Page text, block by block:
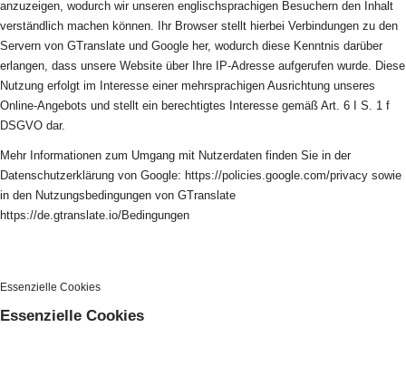
anzuzeigen, wodurch wir unseren englischsprachigen Besuchern den Inhalt
verständlich machen können. Ihr Browser stellt hierbei Verbindungen zu den
Servern von GTranslate und Google her, wodurch diese Kenntnis darüber
erlangen, dass unsere Website über Ihre IP-Adresse aufgerufen wurde. Diese
Nutzung erfolgt im Interesse einer mehrsprachigen Ausrichtung unseres
Online-Angebots und stellt ein berechtigtes Interesse gemäß Art. 6 I S. 1 f
DSGVO dar.
Mehr Informationen zum Umgang mit Nutzerdaten finden Sie in der
Datenschutzerklärung von Google: https://policies.google.com/privacy sowie
in den Nutzungsbedingungen von GTranslate
https://de.gtranslate.io/Bedingungen
Essenzielle Cookies
Essenzielle Cookies